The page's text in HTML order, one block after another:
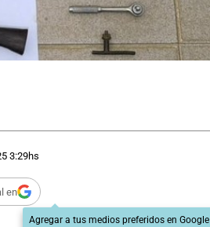
3:29hs
en
Agregar a tus medios preferidos en Google